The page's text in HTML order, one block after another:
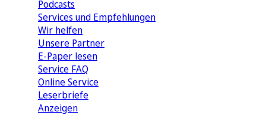
Podcasts
Services und Empfehlungen
Wir helfen
Unsere Partner
E-Paper lesen
Service FAQ
Online Service
Leserbriefe
Anzeigen